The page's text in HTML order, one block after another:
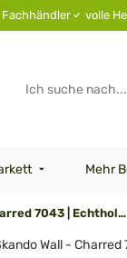
volle
Mehr
Skando Wall - Charred 7043 | Echtholz Wandverkleidung